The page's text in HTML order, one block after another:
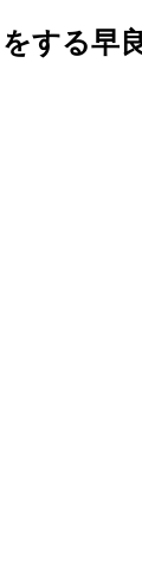
する早